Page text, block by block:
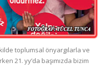
toplumsal önyargılarla ve
21. yy’da başımızda bizim